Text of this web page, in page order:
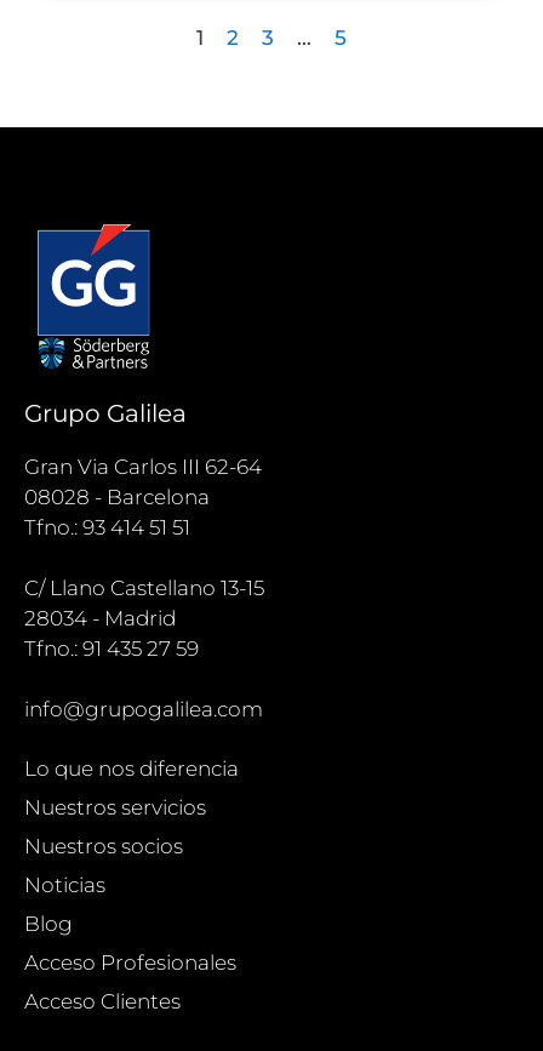
1 2 3 … 5
Grupo Galilea
Gran Via Carlos III 62-64
08028 - Barcelona
Tfno.: 93 414 51 51
C/ Llano Castellano 13-15
28034 - Madrid
Tfno.: 91 435 27 59
info@grupogalilea.com
Lo que nos diferencia
Nuestros servicios
Nuestros socios
Noticias
Blog
Acceso Profesionales
Acceso Clientes